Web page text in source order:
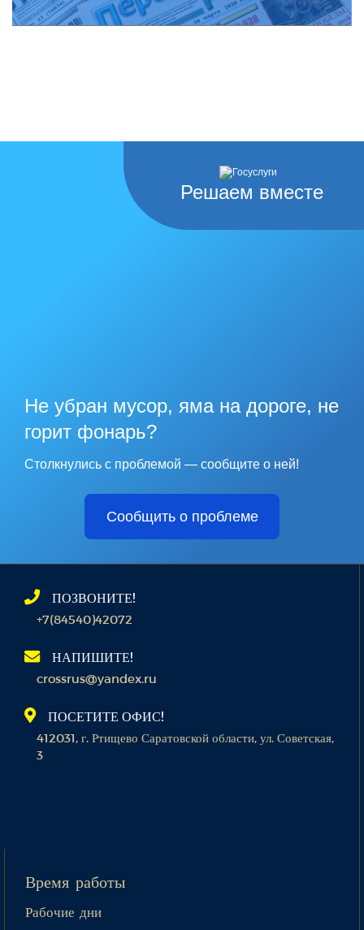
Решаем вместе
Не убран мусор, яма на дороге, не
горит фонарь?
Столкнулись с проблемой — сообщите о ней!
Сообщить о проблеме
ПОЗВОНИТЕ!
+7(84540)42072
НАПИШИТЕ!
crossrus@yandex.ru
ПОСЕТИТЕ ОФИС!
412031, г. Ртищево Саратовской области, ул. Советская,
3
Время работы
Рабочие дни